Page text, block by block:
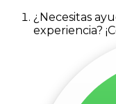
¿Necesitas
experiencia?